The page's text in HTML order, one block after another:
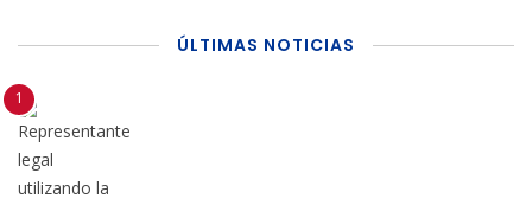
ÚLTIMAS NOTICIAS